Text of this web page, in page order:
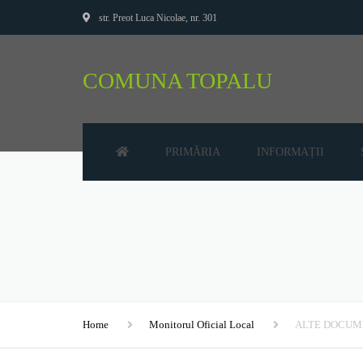
str. Preot Luca Nicolae, nr. 301
COMUNA TOPALU
PRIMĂRIA
PREZENTARE LOCALĂ
INFORMAȚII
DISPOZIȚII
Home Monitorul Oficial Local ALTE